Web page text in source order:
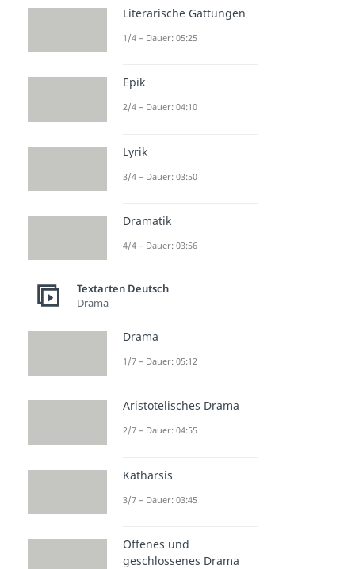
Literarische Gattungen
1/4 – Dauer: 05:25
Epik
2/4 – Dauer: 04:10
Lyrik
3/4 – Dauer: 03:50
Dramatik
4/4 – Dauer: 03:56
Textarten Deutsch
Drama
Drama
1/7 – Dauer: 05:12
Aristotelisches Drama
2/7 – Dauer: 04:55
Katharsis
3/7 – Dauer: 03:45
Offenes und
geschlossenes Drama